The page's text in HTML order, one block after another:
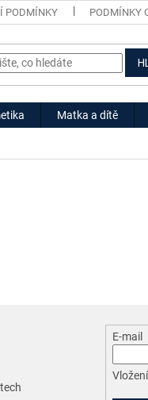
PODMÍNKY PODMÍNKY
Matka a dítě
E-mail